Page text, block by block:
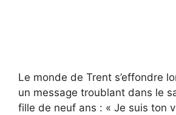
Le monde de Trent s’effondre
un message troublant dans le
fille de neuf ans : « Je suis ton